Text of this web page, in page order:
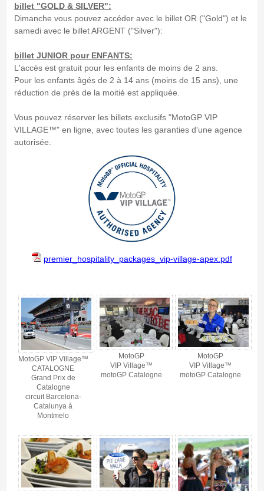
billet "GOLD & SILVER":
Dimanche vous pouvez accéder avec le billet OR ("Gold") et le
samedi avec le billet ARGENT ("Silver"):
billet JUNIOR pour ENFANTS:
L'accès est gratuit pour les enfants de moins de 2 ans.
Pour les enfants âgés de 2 à 14 ans (moins de 15 ans), une
réduction de près de la moitié est appliquée.
Vous pouvez réserver les billets exclusifs "MotoGP VIP
VILLAGE™" en ligne, avec toutes les garanties d'une agence
autorisée.
premier_hospitality_packages_vip-village-apex.pdf
MotoGP VIP Village™
CATALOGNE
Grand Prix de
Catalogne
circuit Barcelona-
Catalunya à
Montmelo
MotoGP
VIP Village™
motoGP Catalogne
MotoGP
VIP Village™
motoGP Catalogne